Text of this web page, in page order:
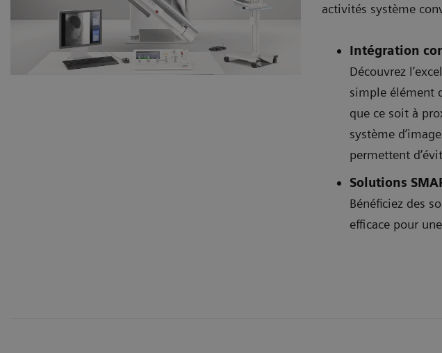
activités système
Intégration
Découvrez
simple élément
que ce soit à
système
permettent
Solutions
Bénéficiez des
efficace pour